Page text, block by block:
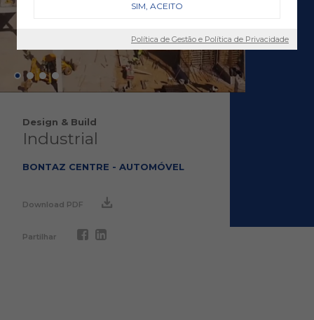
Design & Build
Industrial
BONTAZ CENTRE - AUTOMÓVEL
Download PDF
Partilhar
SIM, ACEITO
Política de Gestão e Política de Privacidade